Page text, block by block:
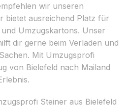
wir unseren
bietet ausreichend Platz für
Umzugskartons. Unser
dir gerne beim Verladen und
Mit Umzugsprofi
von Bielefeld nach Mailand
Steiner aus Bielefeld